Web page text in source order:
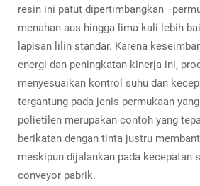
resin ini patut
menahan aus hingga lima kali lebih
lapisan lilin standar. Karena
energi dan peningkatan kinerja ini,
menyesuaikan kontrol suhu dan
tergantung pada jenis permukaan
polietilen merupakan contoh yang
berikatan dengan tinta justru
meskipun dijalankan pada kecepatan
conveyor pabrik.